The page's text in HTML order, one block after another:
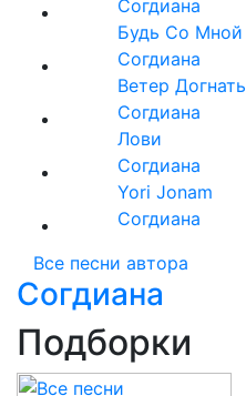
Согдиана
Будь Со Мной
Согдиана
Ветер Догнать
Согдиана
Лови
Согдиана
Yori Jonam
Согдиана
Все песни автора
Согдиана
Подборки